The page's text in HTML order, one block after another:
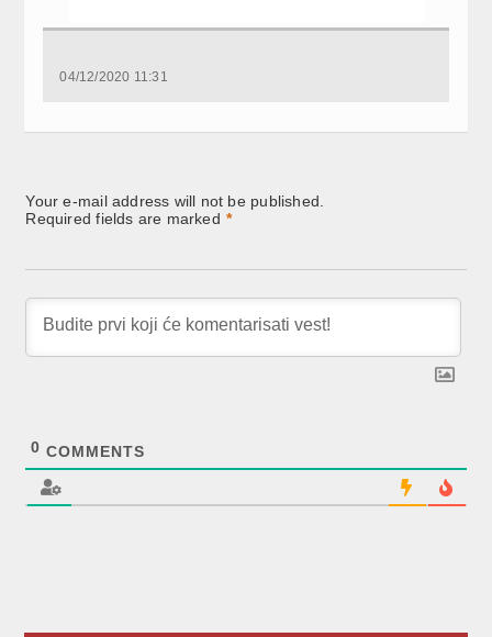
04/12/2020 11:31
Your e-mail address will not be published.
Required fields are marked *
0 COMMENTS